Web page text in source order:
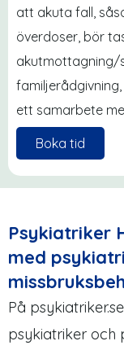
att akuta fall,
överdoser, bör
akutmottagning/
ett samarbete
Boka tid
Psykiatriker
med
På
psykiatriker och